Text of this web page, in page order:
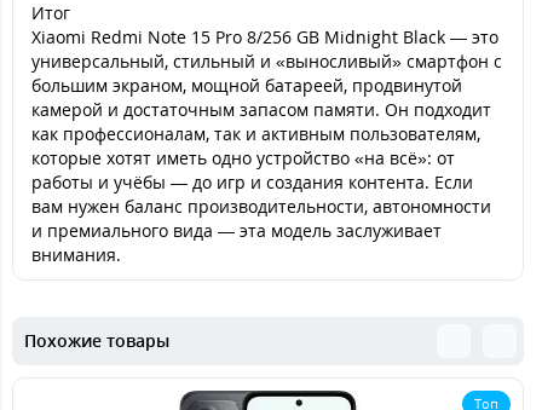
Итог
Xiaomi Redmi Note 15 Pro 8/256 GB Midnight Black — это
универсальный, стильный и «выносливый» смартфон с
большим экраном, мощной батареей, продвинутой
камерой и достаточным запасом памяти. Он подходит
как профессионалам, так и активным пользователям,
которые хотят иметь одно устройство «на всё»: от
работы и учёбы — до игр и создания контента. Если
вам нужен баланс производительности, автономности
и премиального вида — эта модель заслуживает
внимания.
Похожие товары
Топ